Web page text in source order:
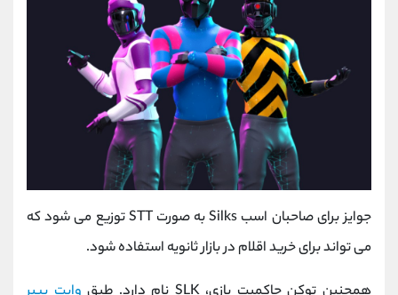
جوایز برای صاحبان اسب Silks به صورت STT توزیع می شود که
می تواند برای خرید اقلام در بازار ثانویه استفاده شود.